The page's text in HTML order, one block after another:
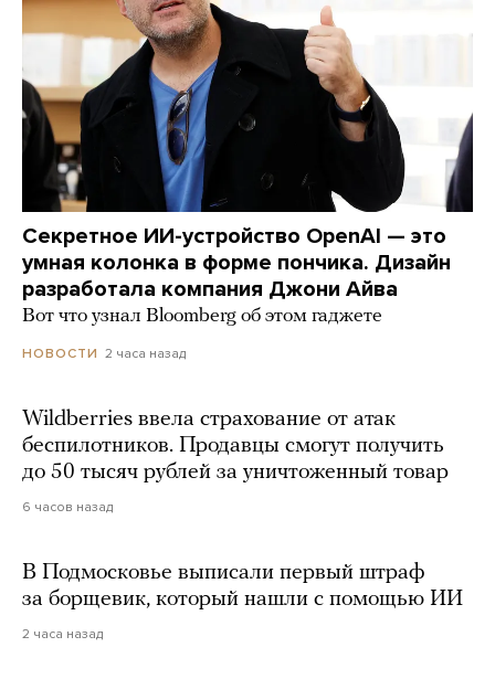
Секретное ИИ-устройство OpenAI — это
умная колонка в форме пончика. Дизайн
разработала компания Джони Айва
Вот что узнал Bloomberg об этом гаджете
НОВОСТИ 2 часа назад
Wildberries ввела страхование от атак
беспилотников. Продавцы смогут получить
до 50 тысяч рублей за уничтоженный товар
6 часов назад
В Подмосковье выписали первый штраф
за борщевик, который нашли с помощью ИИ
2 часа назад